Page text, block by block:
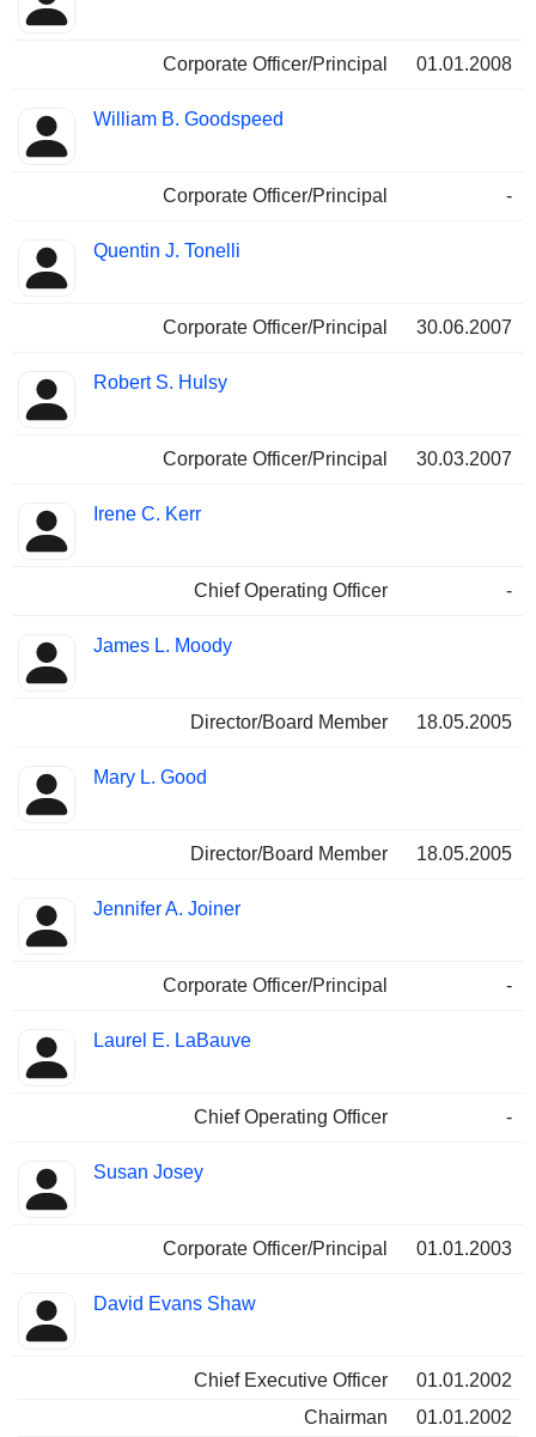
Corporate Officer/Principal 01.01.2008
William B. Goodspeed
Corporate Officer/Principal -
Quentin J. Tonelli
Corporate Officer/Principal 30.06.2007
Robert S. Hulsy
Corporate Officer/Principal 30.03.2007
Irene C. Kerr
Chief Operating Officer -
James L. Moody
Director/Board Member 18.05.2005
Mary L. Good
Director/Board Member 18.05.2005
Jennifer A. Joiner
Corporate Officer/Principal -
Laurel E. LaBauve
Chief Operating Officer -
Susan Josey
Corporate Officer/Principal 01.01.2003
David Evans Shaw
Chief Executive Officer
01.01.2002
Chairman
01.01.2002